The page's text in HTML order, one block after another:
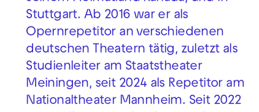
Stuttgart. Ab 2016 war er als
Opernrepetitor an verschiedenen
deutschen Theatern tätig, zuletzt als
Studienleiter am Staatstheater
Meiningen, seit 2024 als Repetitor am
Nationaltheater Mannheim. Seit 2022